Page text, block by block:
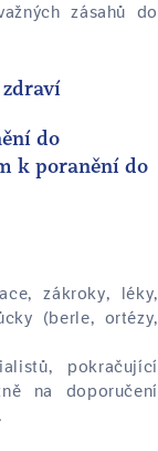
zásahů do
do
k poranění do
zákroky, léky,
(berle, ortézy,
pokračující
na doporučení